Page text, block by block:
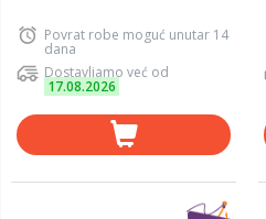
Povrat robe moguć unutar 14
dana
Dostavljamo već od
17.08.2026